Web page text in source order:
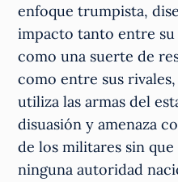
enfoque trumpista,
impacto tanto entre su
como una suerte de
como entre sus
utiliza las armas del
disuasión y amenaza
de los militares sin
ninguna autoridad